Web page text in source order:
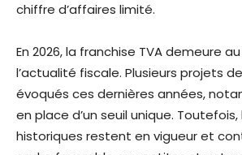
chiffre d’affaires limité.
En 2026, la franchise TVA demeure
l’actualité fiscale. Plusieurs projets
évoqués ces dernières années,
en place d’un seuil unique. Toutefois,
historiques restent en vigueur et